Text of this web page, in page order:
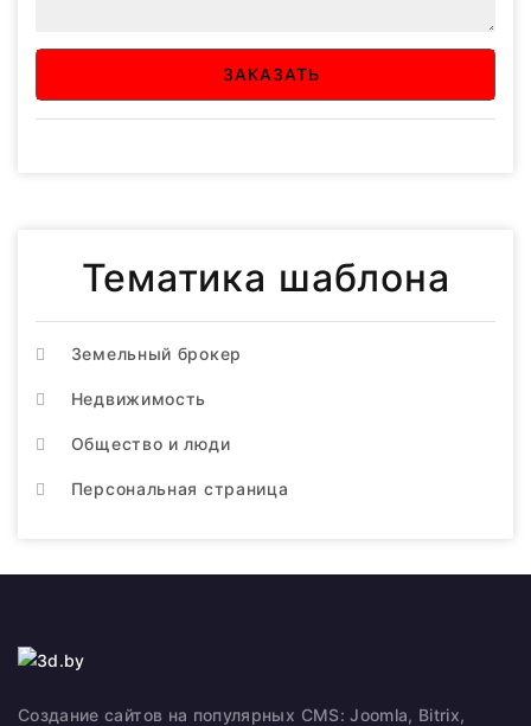
ЗАКАЗАТЬ
Тематика шаблона
Земельный брокер
Недвижимость
Общество и люди
Персональная страница
Создание сайтов на популярных CMS: Joomla, Bitrix,